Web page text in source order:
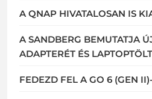
A QNAP HIVATALOSAN IS
A SANDBERG BEMUTATJA
ADAPTERÉT ÉS
FEDEZD FEL A GO 6 (GEN